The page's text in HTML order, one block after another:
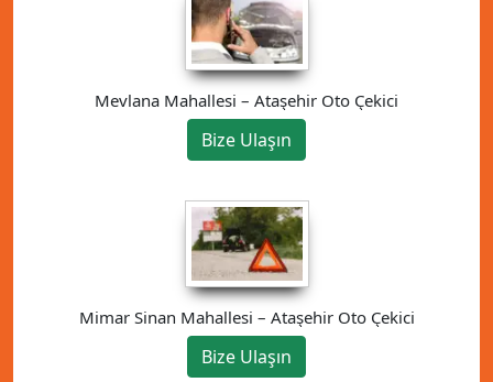
Mevlana Mahallesi – Ataşehir Oto Çekici
Bize Ulaşın
Mimar Sinan Mahallesi – Ataşehir Oto Çekici
Bize Ulaşın